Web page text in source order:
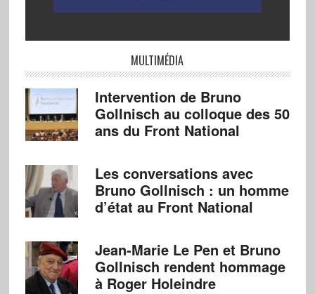
MULTIMÉDIA
Intervention de Bruno
Gollnisch au colloque des 50
ans du Front National
Les conversations avec
Bruno Gollnisch : un homme
d’état au Front National
Jean-Marie Le Pen et Bruno
Gollnisch rendent hommage
à Roger Holeindre